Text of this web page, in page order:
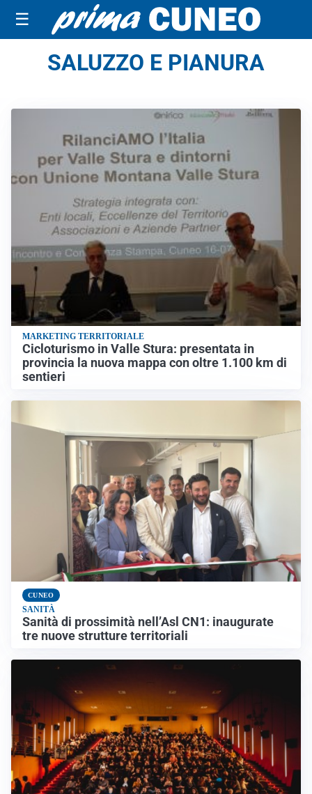
☰
SALUZZO E PIANURA
MARKETING TERRITORIALE
Cicloturismo in Valle Stura: presentata in
provincia la nuova mappa con oltre 1.100 km di
sentieri
CUNEO
SANITÀ
Sanità di prossimità nell’Asl CN1: inaugurate
tre nuove strutture territoriali